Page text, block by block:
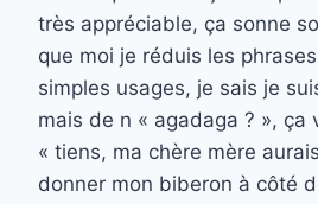
très appréciable, ça sonne
que moi je réduis les
simples usages, je sais je
mais de n « agadaga ? », ça
« tiens, ma chère mère
donner mon biberon à côté